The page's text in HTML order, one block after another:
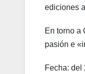
ediciones
En torno a
pasión e
Fecha: del